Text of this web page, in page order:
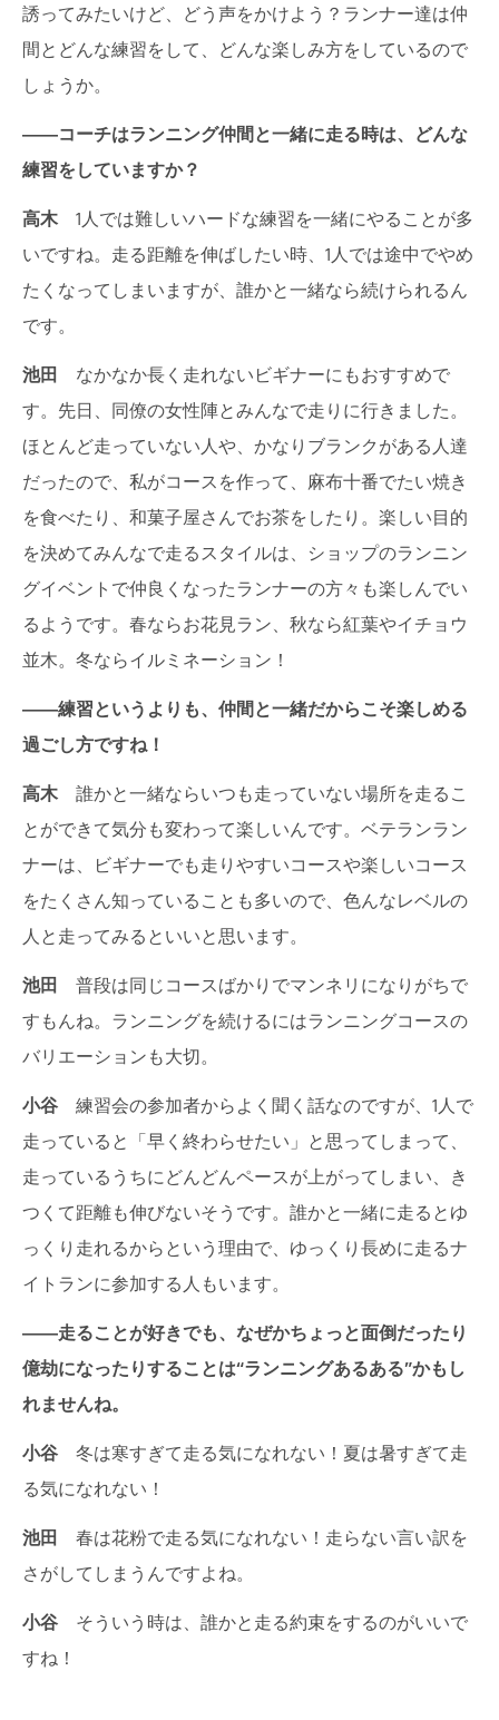
誘ってみたいけど、どう声をかけよう？ランナー達は仲
間とどんな練習をして、どんな楽しみ方をしているので
しょうか。
――コーチはランニング仲間と一緒に走る時は、どんな
練習をしていますか？
高木 1人では難しいハードな練習を一緒にやることが多
いですね。走る距離を伸ばしたい時、1人では途中でやめ
たくなってしまいますが、誰かと一緒なら続けられるん
です。
池田 なかなか長く走れないビギナーにもおすすめで
す。先日、同僚の女性陣とみんなで走りに行きました。
ほとんど走っていない人や、かなりブランクがある人達
だったので、私がコースを作って、麻布十番でたい焼き
を食べたり、和菓子屋さんでお茶をしたり。楽しい目的
を決めてみんなで走るスタイルは、ショップのランニン
グイベントで仲良くなったランナーの方々も楽しんでい
るようです。春ならお花見ラン、秋なら紅葉やイチョウ
並木。冬ならイルミネーション！
――練習というよりも、仲間と一緒だからこそ楽しめる
過ごし方ですね！
高木 誰かと一緒ならいつも走っていない場所を走るこ
とができて気分も変わって楽しいんです。ベテランラン
ナーは、ビギナーでも走りやすいコースや楽しいコース
をたくさん知っていることも多いので、色んなレベルの
人と走ってみるといいと思います。
池田 普段は同じコースばかりでマンネリになりがちで
すもんね。ランニングを続けるにはランニングコースの
バリエーションも大切。
小谷 練習会の参加者からよく聞く話なのですが、1人で
走っていると「早く終わらせたい」と思ってしまって、
走っているうちにどんどんペースが上がってしまい、き
つくて距離も伸びないそうです。誰かと一緒に走るとゆ
っくり走れるからという理由で、ゆっくり長めに走るナ
イトランに参加する人もいます。
――走ることが好きでも、なぜかちょっと面倒だったり
億劫になったりすることは“ランニングあるある”かもし
れませんね。
小谷 冬は寒すぎて走る気になれない！夏は暑すぎて走
る気になれない！
池田 春は花粉で走る気になれない！走らない言い訳を
さがしてしまうんですよね。
小谷 そういう時は、誰かと走る約束をするのがいいで
すね！